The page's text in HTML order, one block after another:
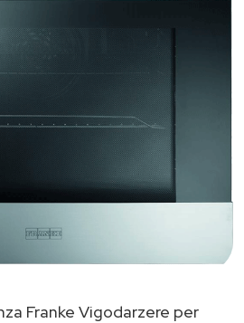
Franke Vigodarzere per